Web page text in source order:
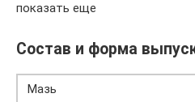
показать еще
Состав и форма
Мазь